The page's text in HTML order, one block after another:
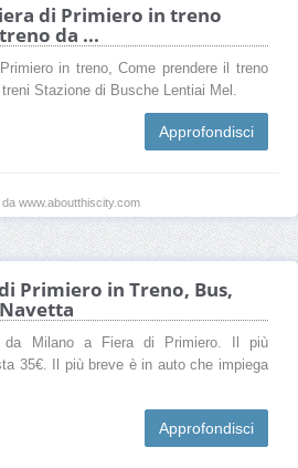
di Primiero in treno
da ...
in treno, Come prendere il treno
Stazione di Busche Lentiai Mel.
Approfondisci
www.aboutthiscity.com
Primiero in Treno, Bus,
da Milano a Fiera di Primiero. Il più
35€. Il più breve è in auto che impiega
Approfondisci